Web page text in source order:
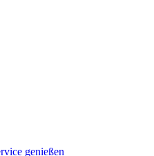
genießen